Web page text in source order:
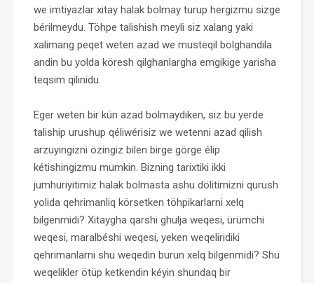
we imtiyazlar xitay halak bolmay turup hergizmu sizge
bérilmeydu. Töhpe talishish meyli siz xalang yaki
xalimang peqet weten azad we musteqil bolghandila
andin bu yolda köresh qilghanlargha emgikige yarisha
teqsim qilinidu.
Eger weten bir kün azad bolmaydiken, siz bu yerde
taliship urushup qéliwérisiz we wetenni azad qilish
arzuyingizni özingiz bilen birge görge élip
kétishingizmu mumkin. Bizning tarixtiki ikki
jumhuriyitimiz halak bolmasta ashu dölitimizni qurush
yolida qehrimanliq körsetken töhpikarlarni xelq
bilgenmidi? Xitaygha qarshi ghulja weqesi, ürümchi
weqesi, maralbéshi weqesi, yeken weqeliridiki
qehrimanlarni shu weqedin burun xelq bilgenmidi? Shu
weqelikler ötüp ketkendin kéyin shundaq bir